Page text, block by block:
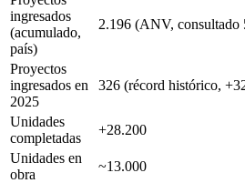
ingresados
(acumulado,
país)
2.196 (ANV, consultado
Proyectos
ingresados en
2025
326 (récord histórico,
Unidades
completadas
+28.200
Unidades en
obra
~13.000